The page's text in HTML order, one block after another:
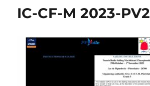
IC-CF-M 2023-PV2